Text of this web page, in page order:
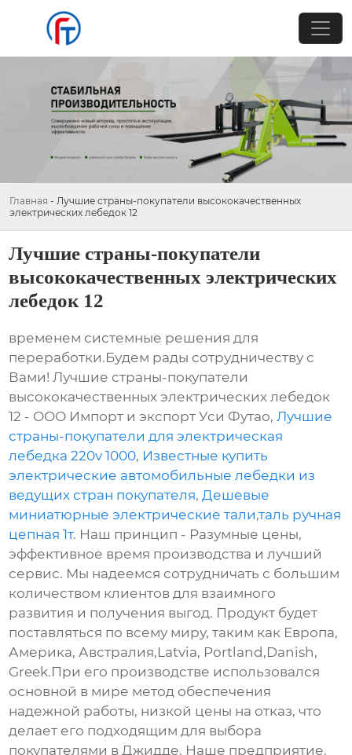
Главная - Лучшие страны-покупатели высококачественных
электрических лебедок 12
Лучшие страны-покупатели
высококачественных электрических
лебедок 12
временем системные решения для
переработки.Будем рады сотрудничеству с
Вами! Лучшие страны-покупатели
высококачественных электрических лебедок
12 - ООО Импорт и экспорт Уси Футао, Лучшие
страны-покупатели для электрическая
лебедка 220v 1000, Известные купить
электрические автомобильные лебедки из
ведущих стран покупателя, Дешевые
миниатюрные электрические тали,таль ручная
цепная 1т. Наш принцип - Разумные цены,
эффективное время производства и лучший
сервис. Мы надеемся сотрудничать с большим
количеством клиентов для взаимного
развития и получения выгод. Продукт будет
поставляться по всему миру, таким как Европа,
Америка, Австралия,Latvia, Portland,Danish,
Greek.При его производстве использовался
основной в мире метод обеспечения
надежной работы, низкой цены на отказ, что
делает его подходящим для выбора
покупателями в Джидде. Наше предприятие.